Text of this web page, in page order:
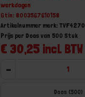
werkdagen
Gtin: 8003567610158
Artikelnummer merk: TVF4270
€ 30,25 incl. BTW
Prijs per Doos van 500 Stuk
-
Doos (500)